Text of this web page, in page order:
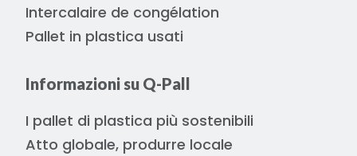
Intercalaire de congélation
Pallet in plastica usati
Informazioni su Q-Pall
I pallet di plastica più sostenibili
Atto globale, produrre locale